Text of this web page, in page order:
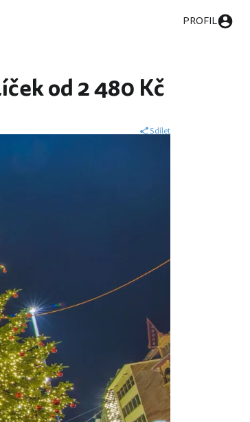
PROFIL
od 2 480 Kč
Sdílet